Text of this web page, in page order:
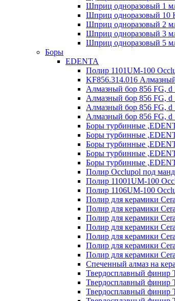
Шприц одноразовый 1
Шприц одноразовый 10
Шприц одноразовый 2
Шприц одноразовый 3
Шприц одноразовый 5
Боры
EDENTA
Полир 1101UM-100
KF856.314.016
Алмазный бор 856 FG, d
Алмазный бор 856 FG, d
Алмазный бор 856 FG, d
Алмазный бор 856 FG, d
Боры турбинные
Боры турбинные
Боры турбинные
Боры турбинные
Боры турбинные
Полир Occlupol под
Полир 11001UM-100
Полир 1106UM-100
Полир для керамики
Полир для керамики
Полир для керамики
Полир для керамики
Полир для керамики
Полир для керамики
Полир для керамики
Спеченный алмаз на
Твердосплавный финир
Твердосплавный финир
Твердосплавный финир